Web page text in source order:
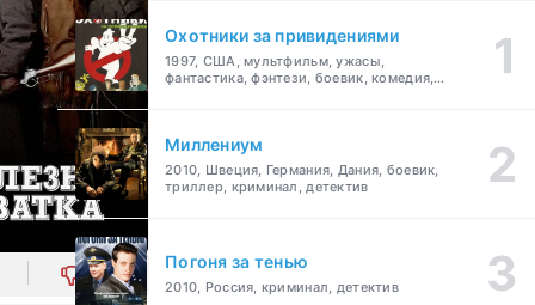
0
Охотники за привидениями
1997, США, мультфильм, ужасы,
фантастика, фэнтези, боевик, комедия,
Миллениум
2010, Швеция, Германия, Дания, боевик,
триллер, криминал, детектив
Погоня за тенью
2010, Россия, криминал, детектив